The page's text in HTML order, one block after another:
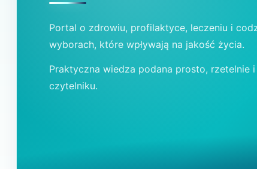
Portal o zdrowiu, profilaktyce, leczeniu i
wyborach, które wpływają na jakość życia.
Praktyczna wiedza podana prosto, rzetelnie
czytelniku.